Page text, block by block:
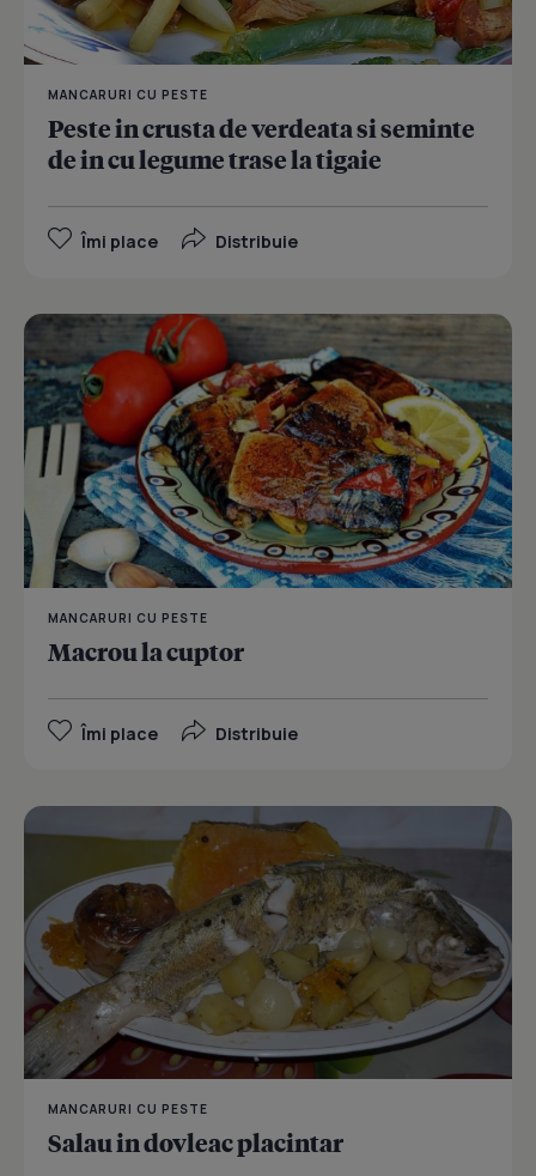
MANCARURI CU PESTE
Peste in crusta de verdeata si seminte
de in cu legume trase la tigaie
Îmi place Distribuie
MANCARURI CU PESTE
Macrou la cuptor
Îmi place Distribuie
MANCARURI CU PESTE
Salau in dovleac placintar